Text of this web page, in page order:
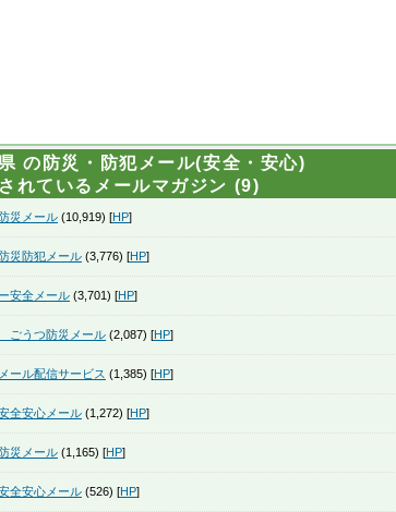
の防災・防犯メール(安全・安心)
れているメールマガジン (9)
災メール (10,919) [HP]
災防犯メール (3,776) [HP]
安全メール (3,701) [HP]
ごうつ防災メール (2,087) [HP]
ール配信サービス (1,385) [HP]
全安心メール (1,272) [HP]
災メール (1,165) [HP]
全安心メール (526) [HP]